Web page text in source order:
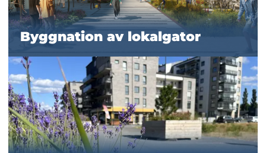
Byggnation av lokalgator